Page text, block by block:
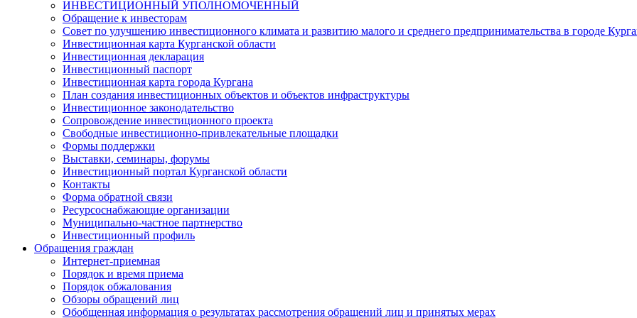
ИНВЕСТИЦИОННЫЙ УПОЛНОМОЧЕННЫЙ
Обращение к инвесторам
Совет по улучшению инвестиционного климата и развитию малого и среднего предпринимательства в городе
Инвестиционная карта Курганской области
Инвестиционная декларация
Инвестиционный паспорт
Инвестиционная карта города Кургана
План создания инвестиционных объектов и объектов инфраструктуры
Инвестиционное законодательство
Сопровождение инвестиционного проекта
Свободные инвестиционно-привлекательные площадки
Формы поддержки
Выставки, семинары, форумы
Инвестиционный портал Курганской области
Контакты
Форма обратной связи
Ресурсоснабжающие организации
Муниципально-частное партнерство
Инвестиционный профиль
Обращения граждан
Интернет-приемная
Порядок и время приема
Порядок обжалования
Обзоры обращений лиц
Обобщенная информация о результатах рассмотрения обращений лиц и принятых мерах